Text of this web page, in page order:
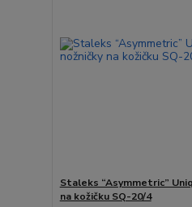
Staleks “Asymmetric”
na kožičku SQ-20/4